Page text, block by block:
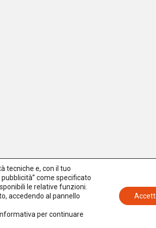
tecniche e, con il tuo
come specificato
le relative funzioni.
accedendo al pannello
per continuare